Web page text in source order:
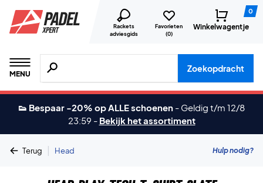
Rackets
adviesgids
Favorieten
(0)
0
Winkelwagentje
MENU
Zoeken naar producten, merken etc.
Zoekopdracht
👟 Bespaar -20% op ALLE schoenen - Geldig t/m 12/8
23:59 - Bekijk het assortiment
Terug | Head Hulp nodig?